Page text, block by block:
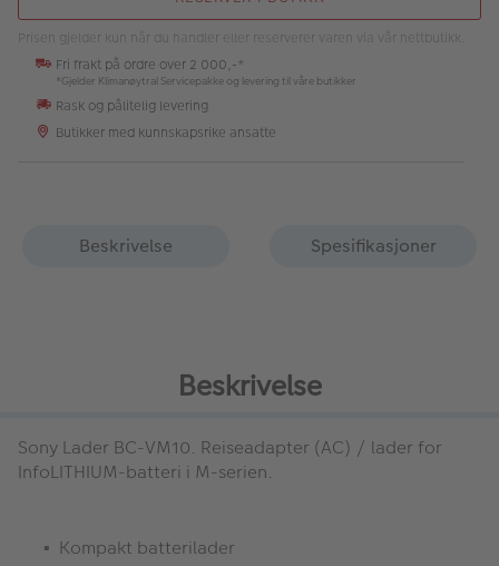
Butikkoversikt
Prisen gjelder kun når du handler eller reserverer varen via vår nettbutikk.
Fri frakt på ordre over 2 000,-*
*Gjelder Klimanøytral Servicepakke og levering til våre butikker
Rask og pålitelig levering
Butikker med kunnskapsrike ansatte
Beskrivelse Spesifikasjoner
Beskrivelse
Sony Lader BC-VM10. Reiseadapter (AC) / lader for
InfoLITHIUM-batteri i M-serien.
Kompakt batterilader